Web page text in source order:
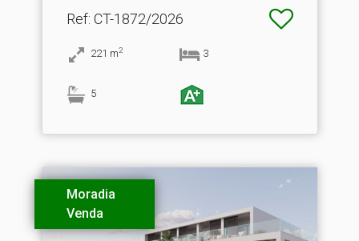
Ref: CT-1872/2026
221 m2 3
5
Moradia
Venda